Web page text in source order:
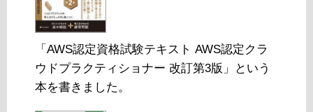
「AWS認定資格試験テキスト AWS認定クラ
ウドプラクティショナー 改訂第3版」という
本を書きました。